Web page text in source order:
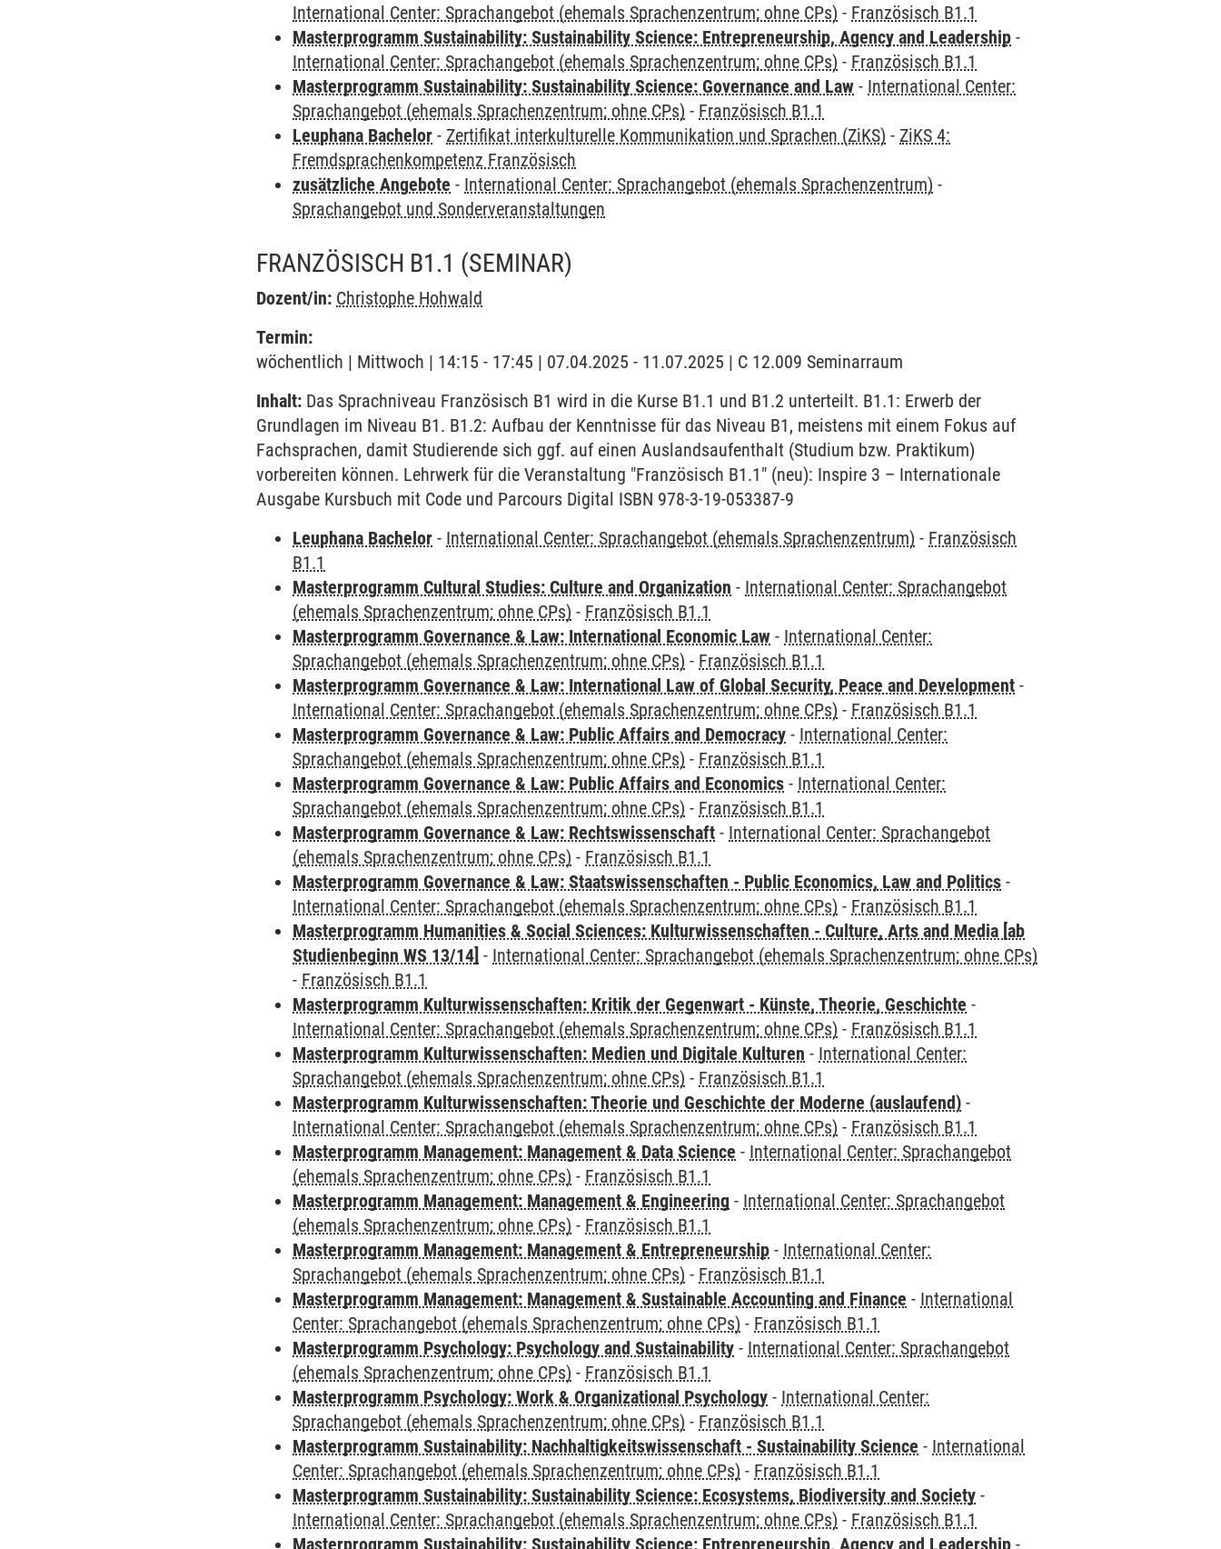
International Center: Sprachangebot (ehemals Sprachenzentrum; ohne CPs) - Französisch B1.1
Masterprogramm Sustainability: Sustainability Science: Entrepreneurship, Agency and Leadership -
International Center: Sprachangebot (ehemals Sprachenzentrum; ohne CPs) - Französisch B1.1
Masterprogramm Sustainability: Sustainability Science: Governance and Law - International Center:
Sprachangebot (ehemals Sprachenzentrum; ohne CPs) - Französisch B1.1
Leuphana Bachelor - Zertifikat interkulturelle Kommunikation und Sprachen (ZiKS) - ZiKS 4:
Fremdsprachenkompetenz Französisch
zusätzliche Angebote - International Center: Sprachangebot (ehemals Sprachenzentrum) -
Sprachangebot und Sonderveranstaltungen
FRANZÖSISCH B1.1 (SEMINAR)
Dozent/in: Christophe Hohwald
Termin:
wöchentlich | Mittwoch | 14:15 - 17:45 | 07.04.2025 - 11.07.2025 | C 12.009 Seminarraum
Inhalt: Das Sprachniveau Französisch B1 wird in die Kurse B1.1 und B1.2 unterteilt. B1.1: Erwerb der
Grundlagen im Niveau B1. B1.2: Aufbau der Kenntnisse für das Niveau B1, meistens mit einem Fokus auf
Fachsprachen, damit Studierende sich ggf. auf einen Auslandsaufenthalt (Studium bzw. Praktikum)
vorbereiten können. Lehrwerk für die Veranstaltung "Französisch B1.1" (neu): Inspire 3 – Internationale
Ausgabe Kursbuch mit Code und Parcours Digital ISBN 978-3-19-053387-9
Leuphana Bachelor - International Center: Sprachangebot (ehemals Sprachenzentrum) - Französisch
B1.1
Masterprogramm Cultural Studies: Culture and Organization - International Center: Sprachangebot
(ehemals Sprachenzentrum; ohne CPs) - Französisch B1.1
Masterprogramm Governance & Law: International Economic Law - International Center:
Sprachangebot (ehemals Sprachenzentrum; ohne CPs) - Französisch B1.1
Masterprogramm Governance & Law: International Law of Global Security, Peace and Development -
International Center: Sprachangebot (ehemals Sprachenzentrum; ohne CPs) - Französisch B1.1
Masterprogramm Governance & Law: Public Affairs and Democracy - International Center:
Sprachangebot (ehemals Sprachenzentrum; ohne CPs) - Französisch B1.1
Masterprogramm Governance & Law: Public Affairs and Economics - International Center:
Sprachangebot (ehemals Sprachenzentrum; ohne CPs) - Französisch B1.1
Masterprogramm Governance & Law: Rechtswissenschaft - International Center: Sprachangebot
(ehemals Sprachenzentrum; ohne CPs) - Französisch B1.1
Masterprogramm Governance & Law: Staatswissenschaften - Public Economics, Law and Politics -
International Center: Sprachangebot (ehemals Sprachenzentrum; ohne CPs) - Französisch B1.1
Masterprogramm Humanities & Social Sciences: Kulturwissenschaften - Culture, Arts and Media [ab
Studienbeginn WS 13/14] - International Center: Sprachangebot (ehemals Sprachenzentrum; ohne CPs)
- Französisch B1.1
Masterprogramm Kulturwissenschaften: Kritik der Gegenwart - Künste, Theorie, Geschichte -
International Center: Sprachangebot (ehemals Sprachenzentrum; ohne CPs) - Französisch B1.1
Masterprogramm Kulturwissenschaften: Medien und Digitale Kulturen - International Center:
Sprachangebot (ehemals Sprachenzentrum; ohne CPs) - Französisch B1.1
Masterprogramm Kulturwissenschaften: Theorie und Geschichte der Moderne (auslaufend) -
International Center: Sprachangebot (ehemals Sprachenzentrum; ohne CPs) - Französisch B1.1
Masterprogramm Management: Management & Data Science - International Center: Sprachangebot
(ehemals Sprachenzentrum; ohne CPs) - Französisch B1.1
Masterprogramm Management: Management & Engineering - International Center: Sprachangebot
(ehemals Sprachenzentrum; ohne CPs) - Französisch B1.1
Masterprogramm Management: Management & Entrepreneurship - International Center:
Sprachangebot (ehemals Sprachenzentrum; ohne CPs) - Französisch B1.1
Masterprogramm Management: Management & Sustainable Accounting and Finance - International
Center: Sprachangebot (ehemals Sprachenzentrum; ohne CPs) - Französisch B1.1
Masterprogramm Psychology: Psychology and Sustainability - International Center: Sprachangebot
(ehemals Sprachenzentrum; ohne CPs) - Französisch B1.1
Masterprogramm Psychology: Work & Organizational Psychology - International Center:
Sprachangebot (ehemals Sprachenzentrum; ohne CPs) - Französisch B1.1
Masterprogramm Sustainability: Nachhaltigkeitswissenschaft - Sustainability Science - International
Center: Sprachangebot (ehemals Sprachenzentrum; ohne CPs) - Französisch B1.1
Masterprogramm Sustainability: Sustainability Science: Ecosystems, Biodiversity and Society -
International Center: Sprachangebot (ehemals Sprachenzentrum; ohne CPs) - Französisch B1.1
Masterprogramm Sustainability: Sustainability Science: Entrepreneurship, Agency and Leadership -